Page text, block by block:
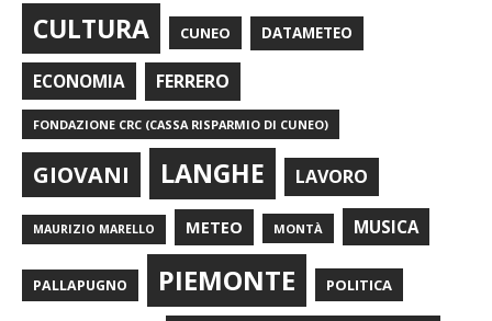
CULTURA CUNEO DATAMETEO
ECONOMIA FERRERO
FONDAZIONE CRC (CASSA RISPARMIO DI CUNEO)
GIOVANI LANGHE LAVORO
MAURIZIO MARELLO METEO MONTÀ MUSICA
PALLAPUGNO PIEMONTE POLITICA